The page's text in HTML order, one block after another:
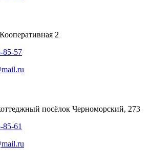
2
85-57
посёлок Черноморский, 273
85-61